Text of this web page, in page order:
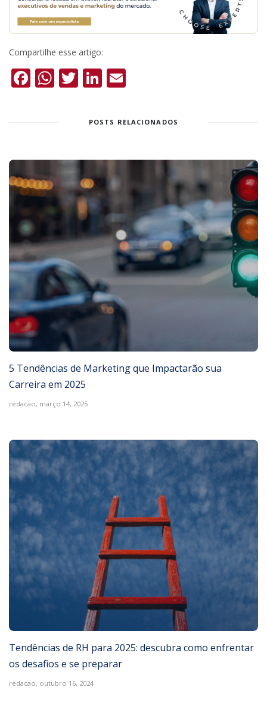
Compartilhe esse artigo:
Facebook
WhatsApp
Twitter
LinkedIn
POSTS RELACIONADOS
5 Tendências de Marketing que Impactarão sua
Carreira em 2025
redacao, março 14, 2025
Tendências de RH para 2025: descubra como enfrentar
os desafios e se preparar
redacao, outubro 16, 2024